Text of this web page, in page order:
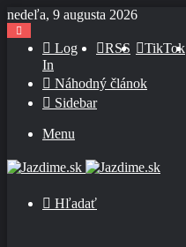
nedeľa, 9 augusta 2026
TikTok
RSS
Log
In
Náhodný článok
Sidebar
Menu
Hľadať